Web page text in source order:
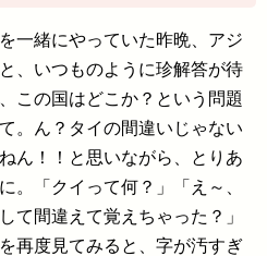
一緒にやっていた昨晩、アジ
、いつものように珍解答が待
この国はどこか？という問題
。ん？タイの間違いじゃない
ん！！と思いながら、とりあ
。「クイって何？」「え～、
て間違えて覚えちゃった？」
再度見てみると、字が汚すぎ